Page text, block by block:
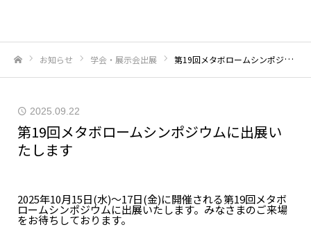
お知らせ 学会・展示会出展 第19回メタボロームシンポジウムに出展いたします
2025.09.22
第19回メタボロームシンポジウムに出展い
たします
2025年10月15日(水)～17日(金)に開催される第19回メタボ
ロームシンポジウムに出展いたします。みなさまのご来場
をお待ちしております。